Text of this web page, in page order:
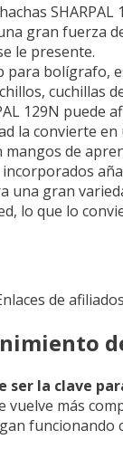
gran fuerza
le presente.
para
cuchillas
129N
la convierte
mangos de
una gran
lo que lo
de
ser la clave
más